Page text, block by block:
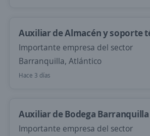
Auxiliar de Almacén y soporte
Importante empresa del sector
Barranquilla, Atlántico
Hace 3 días
Auxiliar de Bodega Barranquilla
Importante empresa del sector